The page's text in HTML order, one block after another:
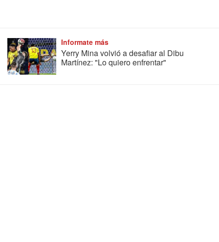
Informate más
Yerry Mina volvió a desafiar al Dibu
Martínez: "Lo quiero enfrentar"